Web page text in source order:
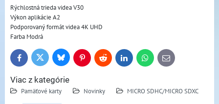
Rýchlostná trieda videa V30
Výkon aplikácie A2
Podporovaný formát videa 4K UHD
Farba Modrá
FacebookTwitter BlueskyPinterestReddit LinkedInWhatsApp
E-
mail
Viac z kategórie
Pamäťové karty Novinky MICRO SDHC/MICRO SDXC